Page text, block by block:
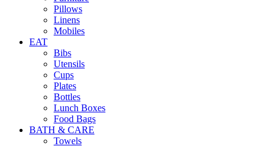
Pillows
Linens
Mobiles
EAT
Bibs
Utensils
Cups
Plates
Bottles
Lunch Boxes
Food Bags
BATH & CARE
Towels